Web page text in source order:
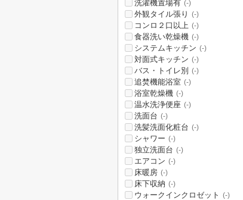
洗濯機置場有 (-)
外観タイル張り (-)
コンロ２口以上 (-)
食器洗い乾燥機 (-)
システムキッチン (-)
対面式キッチン (-)
バス・トイレ別 (-)
追焚機能浴室 (-)
浴室乾燥機 (-)
温水洗浄便座 (-)
洗面台 (-)
洗髪洗面化粧台 (-)
シャワー (-)
独立洗面台 (-)
エアコン (-)
床暖房 (-)
床下収納 (-)
ウォークインクロゼット (-)